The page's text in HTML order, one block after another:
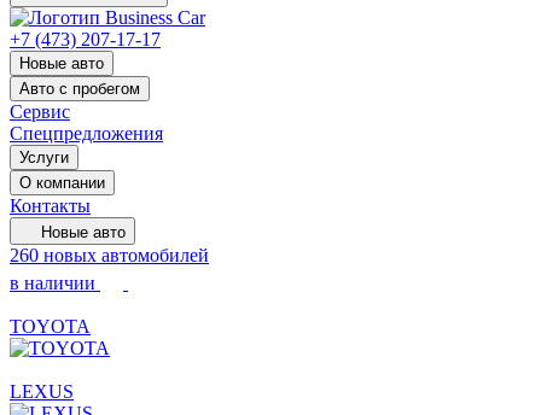
+7 (473) 207-17-17
Новые авто
Авто с пробегом
Сервис
Спецпредложения
Услуги
О компании
Контакты
Новые авто
260 новых автомобилей
в наличии
TOYOTA
LEXUS